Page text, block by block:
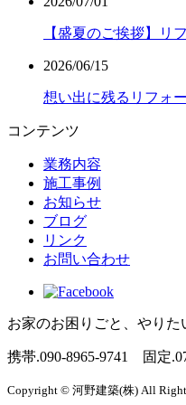
【盛夏のご挨拶】リ
2026/06/15
想い出に残るリフォ
コンテンツ
業務内容
施工事例
お知らせ
ブログ
リンク
お問い合わせ
お家のお困りごと、やりた
携帯.090-8965-9741 固定.
Copyright © 河野建築(株) All